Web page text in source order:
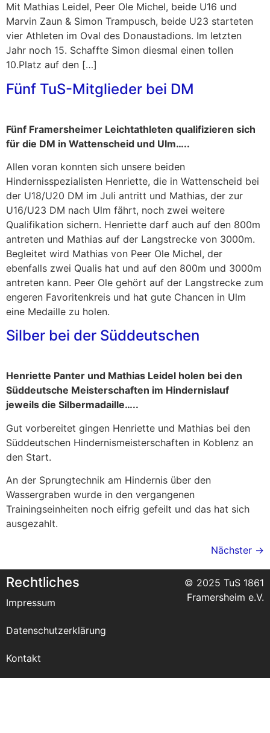
Mit Mathias Leidel, Peer Ole Michel, beide U16 und
Marvin Zaun & Simon Trampusch, beide U23 starteten
vier Athleten im Oval des Donaustadions. Im letzten
Jahr noch 15. Schaffte Simon diesmal einen tollen
10.Platz auf den […]
Fünf TuS-Mitglieder bei DM
Fünf Framersheimer Leichtathleten qualifizieren sich
für die DM in Wattenscheid und Ulm…..
Allen voran konnten sich unsere beiden
Hindernisspezialisten Henriette, die in Wattenscheid bei
der U18/U20 DM im Juli antritt und Mathias, der zur
U16/U23 DM nach Ulm fährt, noch zwei weitere
Qualifikation sichern. Henriette darf auch auf den 800m
antreten und Mathias auf der Langstrecke von 3000m.
Begleitet wird Mathias von Peer Ole Michel, der
ebenfalls zwei Qualis hat und auf den 800m und 3000m
antreten kann. Peer Ole gehört auf der Langstrecke zum
engeren Favoritenkreis und hat gute Chancen in Ulm
eine Medaille zu holen.
Silber bei der Süddeutschen
Henriette Panter und Mathias Leidel holen bei den
Süddeutsche Meisterschaften im Hindernislauf
jeweils die Silbermadaille…..
Gut vorbereitet gingen Henriette und Mathias bei den
Süddeutschen Hindernismeisterschaften in Koblenz an
den Start.
An der Sprungtechnik am Hindernis über den
Wassergraben wurde in den vergangenen
Trainingseinheiten noch eifrig gefeilt und das hat sich
ausgezahlt.
Nächster →
Rechtliches
Impressum
Datenschutzerklärung
Kontakt
© 2025 TuS 1861
Framersheim e.V.